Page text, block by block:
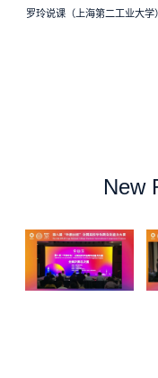
罗玲说课（上海第二工业大学）
New